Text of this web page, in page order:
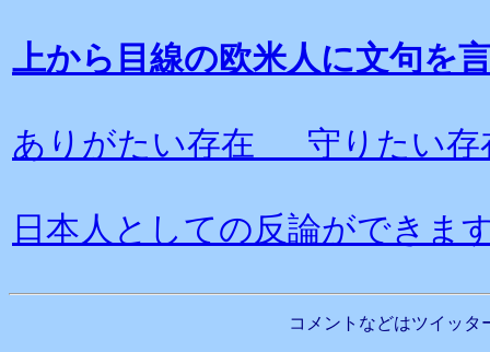
上から目線の欧米人に文句を
ありがたい存在 守りたい存
日本人としての反論ができま
コメントなどはツイッタ